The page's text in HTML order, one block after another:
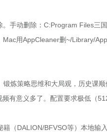
手动删除：C:Program Files三
用AppCleaner删~/Library/
炼策略思维和大局观，历史课
有意义多了。配置要求极低（
（DALION/BFVSO等）本地输